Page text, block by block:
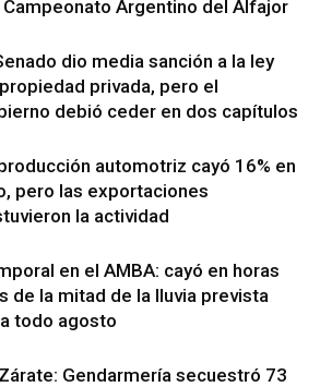
Campeonato Argentino del Alfajor
dio media sanción a la ley
privada, pero el
debió ceder en dos capítulos
automotriz cayó 16% en
pero las exportaciones
la actividad
en el AMBA: cayó en horas
de la mitad de la lluvia prevista
todo agosto
Gendarmería secuestró 73